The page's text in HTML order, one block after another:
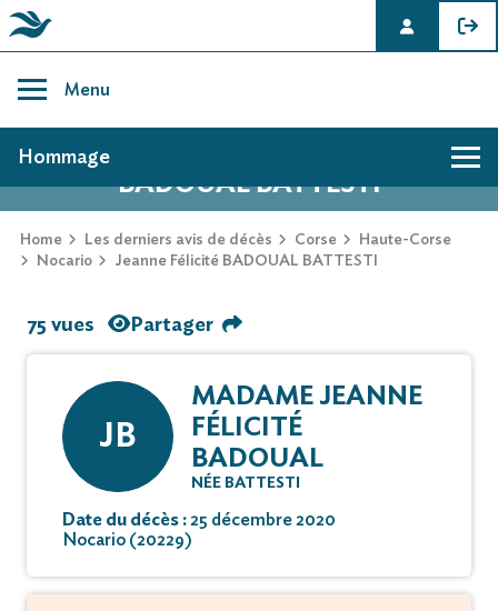
content
Menu
AVIS DE DÉCÈS DE JEANNE FÉLICITÉ
BADOUAL BATTESTI
Home Les derniers avis de décès Corse
Haute-Corse
Nocario
Jeanne Félicité BADOUAL BATTESTI
Hommage
75 vues Partager
JB
MADAME JEANNE
FÉLICITÉ
BADOUAL
NÉE BATTESTI
Date du décès :25 décembre 2020
Nocario (20229)